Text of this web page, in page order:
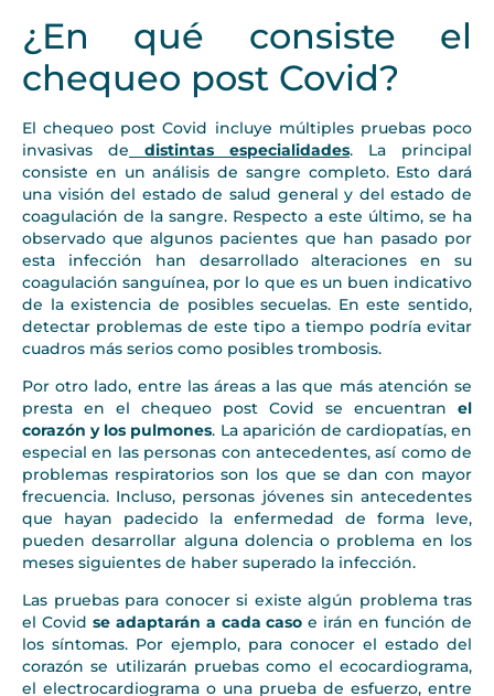
¿En qué consiste el
chequeo post Covid?
El chequeo post Covid incluye múltiples pruebas poco
invasivas de distintas especialidades. La principal
consiste en un análisis de sangre completo. Esto dará
una visión del estado de salud general y del estado de
coagulación de la sangre. Respecto a este último, se ha
observado que algunos pacientes que han pasado por
esta infección han desarrollado alteraciones en su
coagulación sanguínea, por lo que es un buen indicativo
de la existencia de posibles secuelas. En este sentido,
detectar problemas de este tipo a tiempo podría evitar
cuadros más serios como posibles trombosis.
Por otro lado, entre las áreas a las que más atención se
presta en el chequeo post Covid se encuentran el
corazón y los pulmones. La aparición de cardiopatías, en
especial en las personas con antecedentes, así como de
problemas respiratorios son los que se dan con mayor
frecuencia. Incluso, personas jóvenes sin antecedentes
que hayan padecido la enfermedad de forma leve,
pueden desarrollar alguna dolencia o problema en los
meses siguientes de haber superado la infección.
Las pruebas para conocer si existe algún problema tras
el Covid se adaptarán a cada caso e irán en función de
los síntomas. Por ejemplo, para conocer el estado del
corazón se utilizarán pruebas como el ecocardiograma,
el electrocardiograma o una prueba de esfuerzo, entre